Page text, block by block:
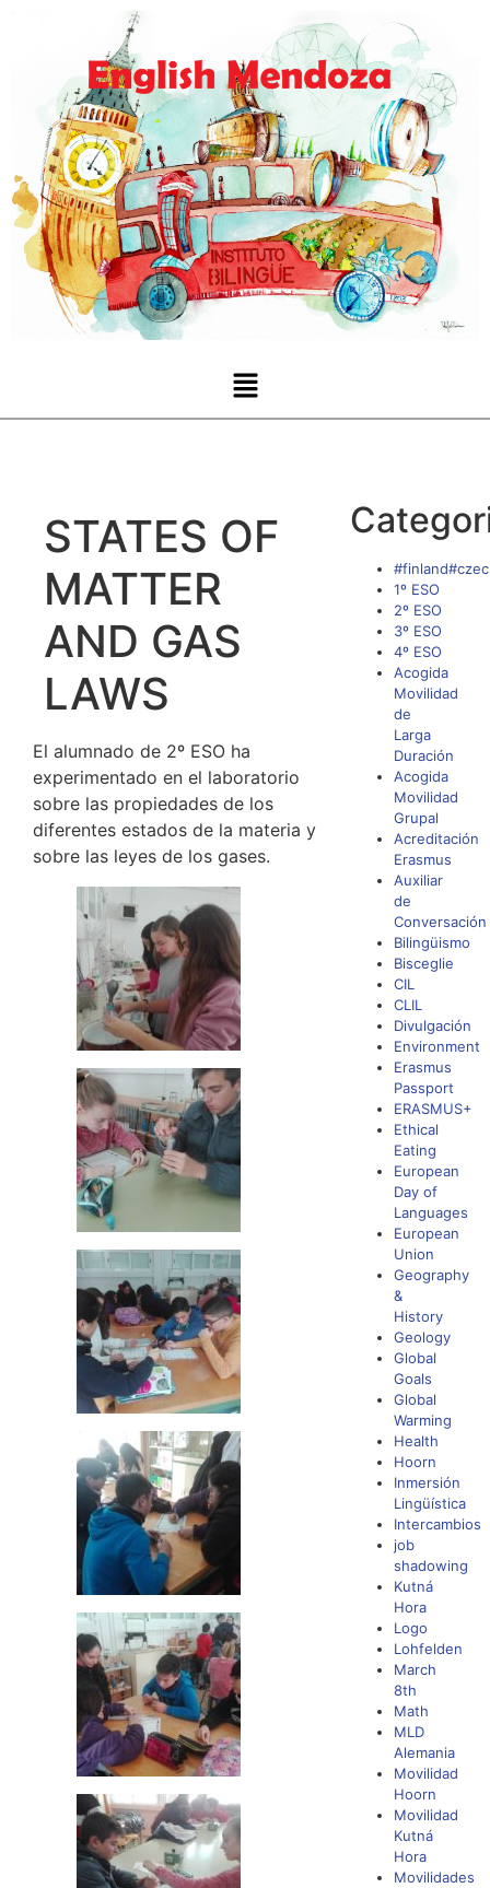
STATES OF
MATTER
AND GAS
LAWS
El alumnado de 2º ESO ha
experimentado en el laboratorio
sobre las propiedades de los
diferentes estados de la materia y
sobre las leyes de los gases.
1º ESO
2º ESO
3º ESO
4º ESO
Acogida
Movilidad
de
Larga
Duración
Acogida
Movilidad
Grupal
Acreditación
Erasmus
Auxiliar
de
Conversación
Bilingüismo
Bisceglie
CIL
CLIL
Divulgación
Environment
Erasmus
Passport
ERASMUS+
Ethical
Eating
European
Day of
Languages
European
Union
Geography
&
History
Geology
Global
Goals
Global
Warming
Health
Hoorn
Inmersión
Lingüística
Intercambios
job
shadowing
Kutná
Hora
Logo
Lohfelden
March
8th
Math
MLD
Alemania
Movilidad
Hoorn
Movilidad
Kutná
Hora
Movilidades